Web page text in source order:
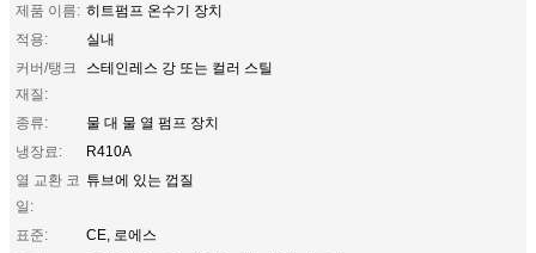
제품 이름: 히트펌프 온수기 장치
적용:
실내
커버/탱크
재질:
스테인레스 강 또는 컬러 스틸
종류:
물 대 물 열 펌프 장치
냉장료:
R410A
열 교환 코
일:
튜브에 있는 껍질
표준:
CE, 로에스